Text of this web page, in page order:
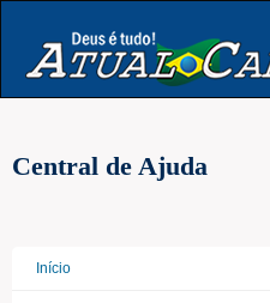
Central de Ajuda
Início